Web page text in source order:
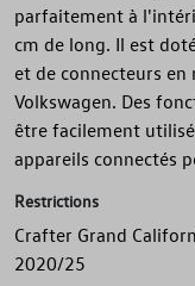
parfaitement à
cm de long. Il est
et de connecteurs
Volkswagen. Des
être facilement
appareils connectés
Restrictions
Crafter Grand
2020/25